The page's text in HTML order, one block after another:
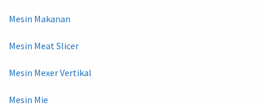
Mesin Makanan
Mesin Meat Slicer
Mesin Mexer Vertikal
Mesin Mie